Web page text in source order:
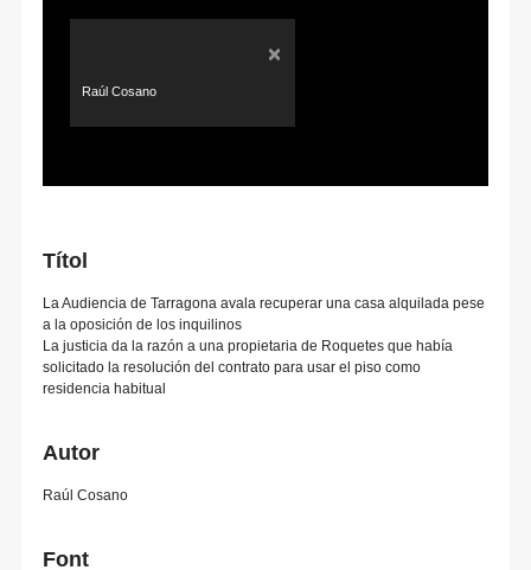
×
Raúl Cosano
Títol
La Audiencia de Tarragona avala recuperar una casa alquilada pese
a la oposición de los inquilinos
La justicia da la razón a una propietaria de Roquetes que había
solicitado la resolución del contrato para usar el piso como
residencia habitual
Autor
Raúl Cosano
Font